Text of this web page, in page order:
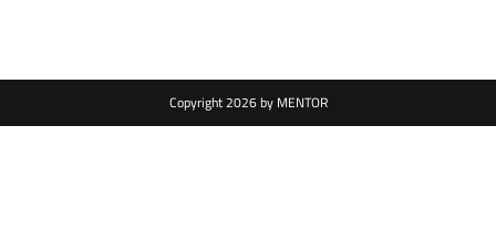
Copyright 2026 by MENTOR